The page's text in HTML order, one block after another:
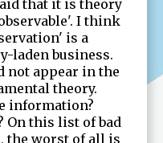
that it is theory
I think
is a
laden business.
not appear in the
theory.
information?
On this list of bad
the worst of all is